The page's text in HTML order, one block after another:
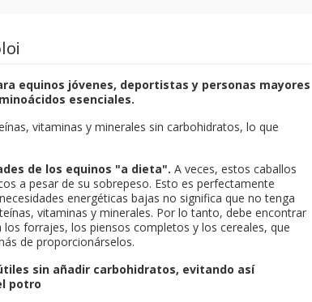
equinos jóvenes, deportistas y personas mayores
esenciales.
vitaminas y minerales sin carbohidratos, lo que
de los equinos "a dieta". A veces, estos caballos
a pesar de su sobrepeso. Esto es perfectamente
energéticas bajas no significa que no tenga
vitaminas y minerales. Por lo tanto, debe encontrar
forrajes, los piensos completos y los cereales, que
de proporcionárselos.
sin añadir carbohidratos, evitando así
potro